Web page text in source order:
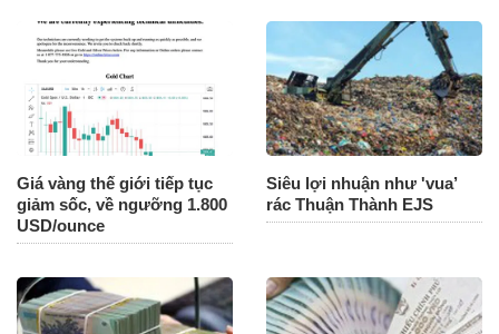
Giá vàng thế giới tiếp tục
giảm sốc, về ngưỡng 1.800
USD/ounce
Siêu lợi nhuận như 'vua’
rác Thuận Thành EJS